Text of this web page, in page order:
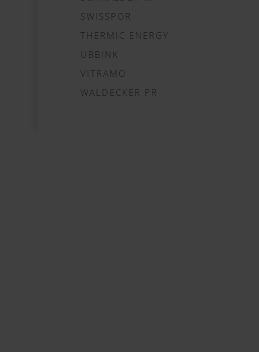
SWISSPOR
THERMIC ENERGY
UBBINK
VITRAMO
WALDECKER PR